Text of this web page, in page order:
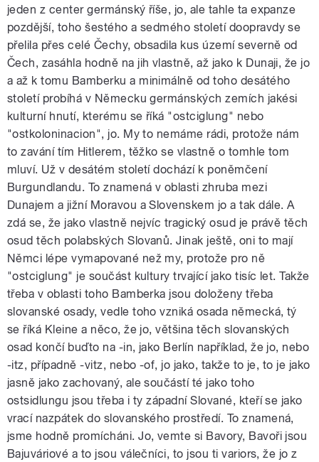
jeden z center germánský říše, jo, ale tahle ta expanze
pozdější, toho šestého a sedmého století doopravdy se
přelila přes celé Čechy, obsadila kus území severně od
Čech, zasáhla hodně na jih vlastně, až jako k Dunaji, že jo
a až k tomu Bamberku a minimálně od toho desátého
století probíhá v Německu germánských zemích jakési
kulturní hnutí, kterému se říká "ostciglung" nebo
"ostkoloninacion", jo. My to nemáme rádi, protože nám
to zavání tím Hitlerem, těžko se vlastně o tomhle tom
mluví. Už v desátém století dochází k poněmčení
Burgundlandu. To znamená v oblasti zhruba mezi
Dunajem a jižní Moravou a Slovenskem jo a tak dále. A
zdá se, že jako vlastně nejvíc tragický osud je právě těch
osud těch polabských Slovanů. Jinak ještě, oni to mají
Němci lépe vymapované než my, protože pro ně
"ostciglung" je součást kultury trvající jako tisíc let. Takže
třeba v oblasti toho Bamberka jsou doloženy třeba
slovanské osady, vedle toho vzniká osada německá, tý
se říká Kleine a něco, že jo, většina těch slovanských
osad končí buďto na -in, jako Berlín například, že jo, nebo
-itz, případně -vitz, nebo -of, jo jako, takže to je, to je jako
jasně jako zachovaný, ale součástí té jako toho
ostsidlungu jsou třeba i ty západní Slované, kteří se jako
vrací nazpátek do slovanského prostředí. To znamená,
jsme hodně promícháni. Jo, vemte si Bavory, Bavoři jsou
Bajuváriové a to jsou válečníci, to jsou ti variors, že jo z